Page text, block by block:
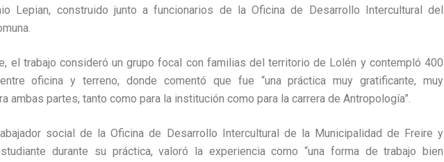
Lepian, construido junto a funcionarios de la Oficina de Desarrollo Intercultural del
el trabajo consideró un grupo focal con familias del territorio de Lolén y contempló 400
oficina y terreno, donde comentó que fue “una práctica muy gratificante, muy
ambas partes, tanto como para la institución como para la carrera de Antropología”.
social de la Oficina de Desarrollo Intercultural de la Municipalidad de Freire y
durante su práctica, valoró la experiencia como “una forma de trabajo bien